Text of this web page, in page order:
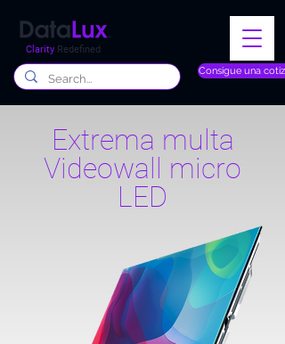
Consigue una
Clarity Redefined
Extrema multa
Videowall micro
LED